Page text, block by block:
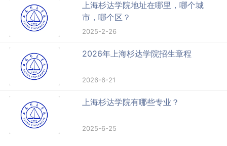
上海杉达学院地址在哪里，哪个城
市，哪个区？
2025-2-26
2026年上海杉达学院招生章程
2026-6-21
上海杉达学院有哪些专业？
2025-6-25